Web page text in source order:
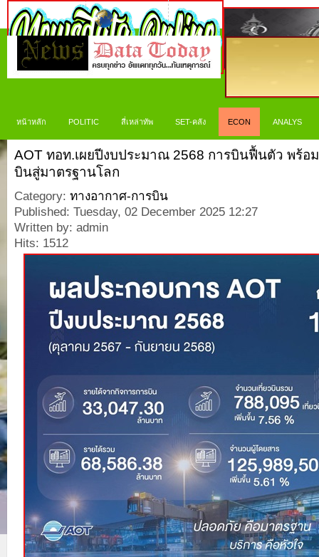
หน้าหลัก POLITIC สี่เหล่าทัพ SET-คลัง ECON ANALYS
AOT ทอท.เผยปีงบประมาณ 2568 การบินฟื้นตัว พร้อ
บินสู่มาตรฐานโลก
Category: ทางอากาศ-การบิน
Published: Tuesday, 02 December 2025 12:27
Written by: admin
Hits: 1512